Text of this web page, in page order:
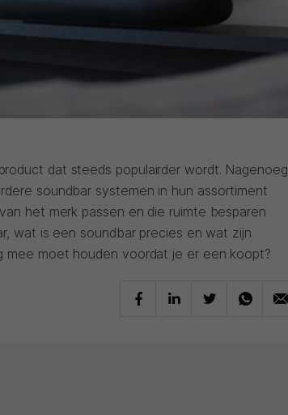
dat steeds populairder wordt. Nagenoeg
soundbar systemen in hun assortiment
het merk passen en die ruimte besparen
wat is een soundbar precies en wat zijn
mee moet houden voordat je er een koopt?